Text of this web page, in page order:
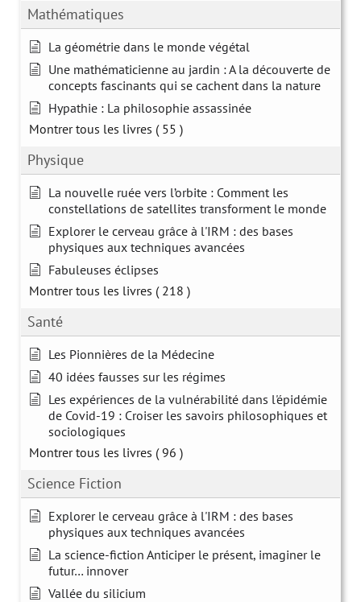
Mathématiques
La géométrie dans le monde végétal
Une mathématicienne au jardin : A la découverte de
concepts fascinants qui se cachent dans la nature
Hypathie : La philosophie assassinée
Montrer tous les livres ( 55 )
Physique
La nouvelle ruée vers l’orbite : Comment les
constellations de satellites transforment le monde
Explorer le cerveau grâce à l'IRM : des bases
physiques aux techniques avancées
Fabuleuses éclipses
Montrer tous les livres ( 218 )
Santé
Les Pionnières de la Médecine
40 idées fausses sur les régimes
Les expériences de la vulnérabilité dans l'épidémie
de Covid-19 : Croiser les savoirs philosophiques et
sociologiques
Montrer tous les livres ( 96 )
Science Fiction
Explorer le cerveau grâce à l'IRM : des bases
physiques aux techniques avancées
La science-fiction Anticiper le présent, imaginer le
futur… innover
Vallée du silicium